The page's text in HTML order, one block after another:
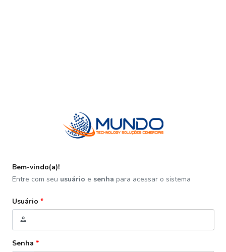
Bem-vindo(a)!
Entre com seu usuário e senha para acessar o sistema
Usuário *
person
Senha *